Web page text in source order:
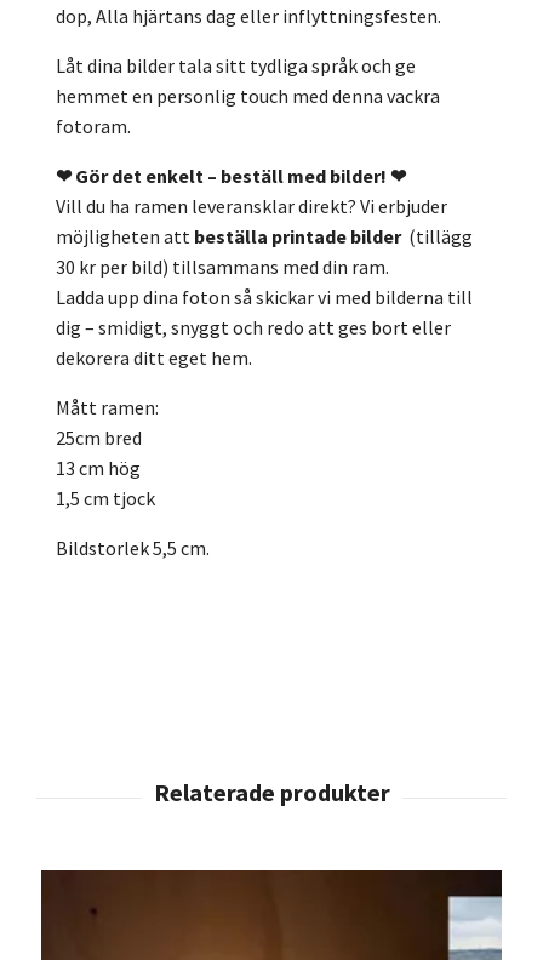
dop, Alla hjärtans dag eller inflyttningsfesten.
Låt dina bilder tala sitt tydliga språk och ge
hemmet en personlig touch med denna vackra
fotoram.
❤ Gör det enkelt – beställ med bilder! ❤
Vill du ha ramen leveransklar direkt? Vi erbjuder
möjligheten att beställa printade bilder(tillägg
30 kr per bild) tillsammans med din ram.
Ladda upp dina foton så skickar vi med bilderna till
dig – smidigt, snyggt och redo att ges bort eller
dekorera ditt eget hem.
Mått ramen:
25cm bred
13 cm hög
1,5 cm tjock
Bildstorlek 5,5 cm.